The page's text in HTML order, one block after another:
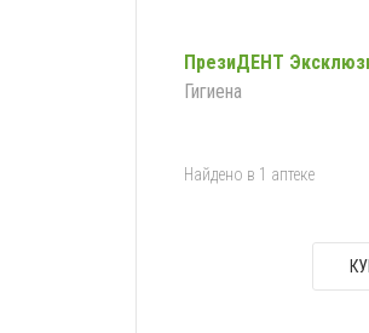
ПрезиДЕНТ
Гигиена
Найдено в 1 аптеке